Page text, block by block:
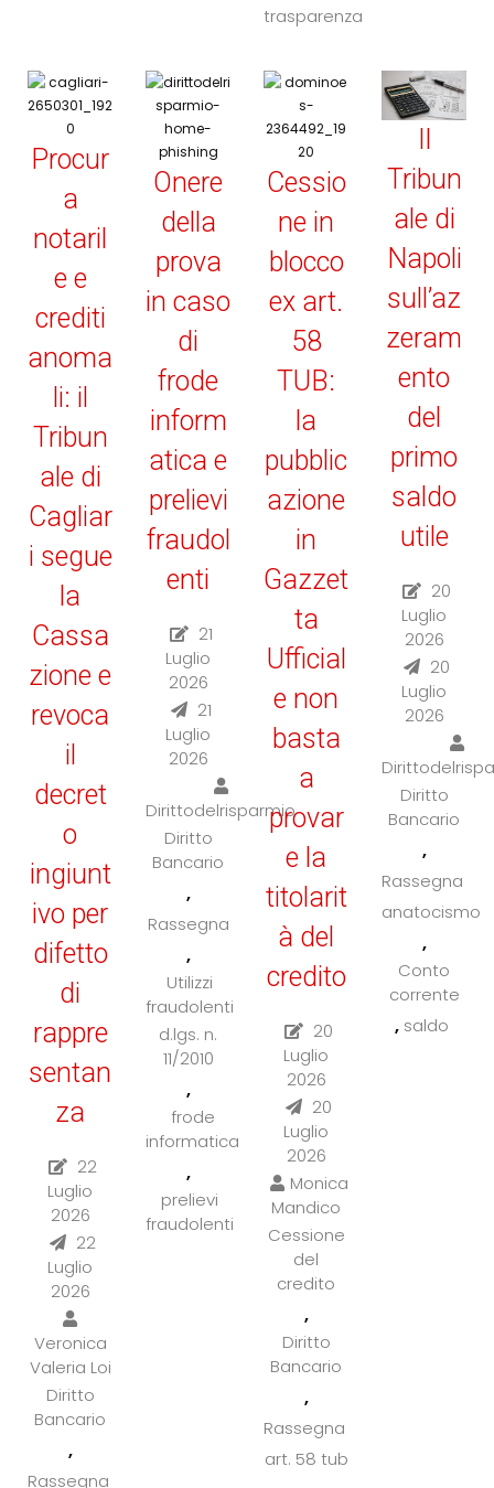
trasparenza
Procur
a
notaril
e e
crediti
anoma
li: il
Tribun
ale di
Cagliar
i segue
la
Cassa
zione e
revoca
il
decret
o
ingiunt
ivo per
difetto
di
rappre
sentan
za
22
Luglio
2026
22
Luglio
2026
Veronica
Valeria Loi
Diritto
Bancario
,
Rassegna
Onere
della
prova
in caso
di
frode
inform
atica e
prelievi
fraudol
enti
21
Luglio
2026
21
Luglio
2026
Dirittodelrisparmio
Diritto
Bancario
,
Rassegna
,
Utilizzi
fraudolenti
d.lgs. n.
11/2010
,
frode
informatica
,
prelievi
fraudolenti
Cessio
ne in
blocco
ex art.
58
TUB:
la
pubblic
azione
in
Gazzet
ta
Ufficial
e non
basta
a
provar
e la
titolarit
à del
credito
20
Luglio
2026
20
Luglio
2026
Monica
Mandico
Cessione
del
credito
,
Diritto
Bancario
,
Rassegna
art. 58 tub
Tribun
ale di
Napoli
sull’az
zeram
ento
del
primo
saldo
utile
20
Luglio
2026
20
Luglio
2026
Diritto
Bancario
,
Rassegna
anatocismo
,
Conto
corrente
, saldo